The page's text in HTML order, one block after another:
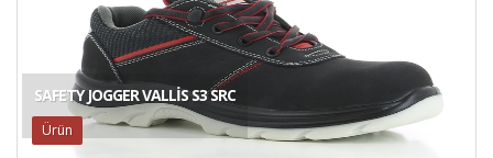
SAFETY JOGGER VALLIS S3 SRC
Ürün